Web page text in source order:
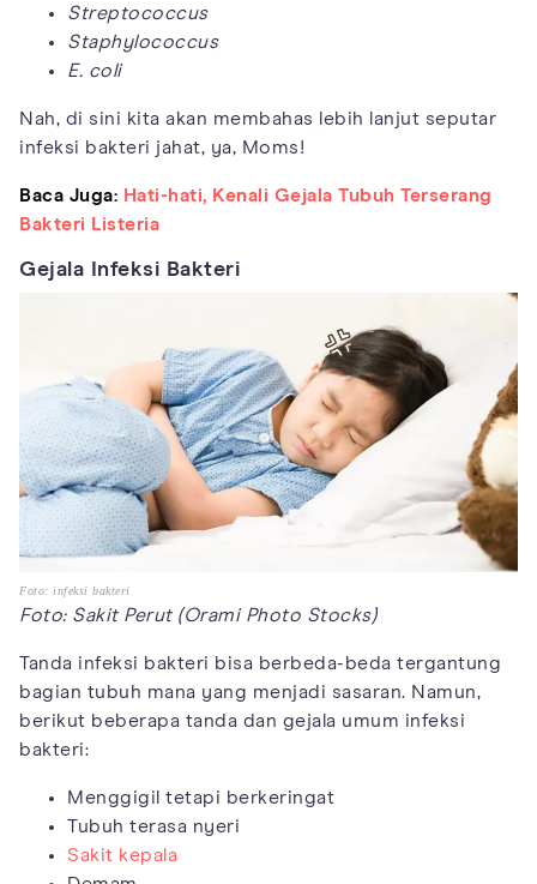
Streptococcus
Staphylococcus
E. coli
Nah, di sini kita akan membahas lebih lanjut seputar
infeksi bakteri jahat, ya, Moms!
Baca Juga: Hati-hati, Kenali Gejala Tubuh Terserang
Bakteri Listeria
Gejala Infeksi Bakteri
Foto: infeksi bakteri
Foto: Sakit Perut (Orami Photo Stocks)
Tanda infeksi bakteri bisa berbeda-beda tergantung
bagian tubuh mana yang menjadi sasaran. Namun,
berikut beberapa tanda dan gejala umum infeksi
bakteri:
Menggigil tetapi berkeringat
Tubuh terasa nyeri
Sakit kepala